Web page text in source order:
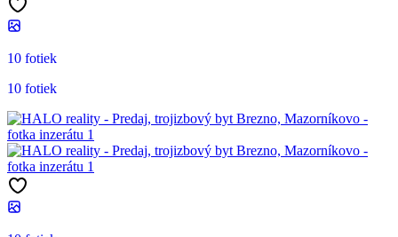
10 fotiek
10 fotiek